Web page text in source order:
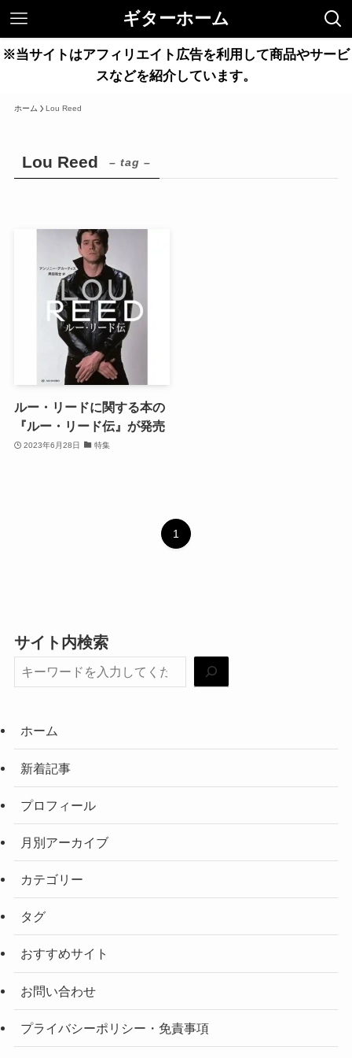
ギターホーム
※当サイトはアフィリエイト広告を利用して商品やサービ
スなどを紹介しています。
ホーム Lou Reed
Lou Reed – tag –
ルー・リードに関する本の
『ルー・リード伝』が発売
2023年6月28日 特集
1
サイト内検索
ホーム
新着記事
プロフィール
月別アーカイブ
カテゴリー
タグ
おすすめサイト
お問い合わせ
プライバシーポリシー・免責事項